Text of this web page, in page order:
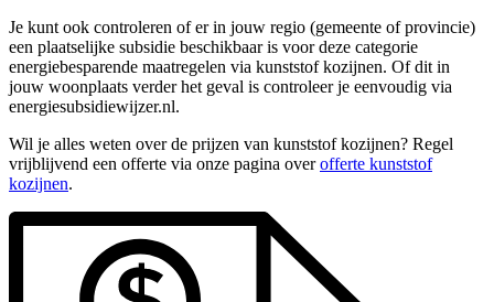
Je kunt ook controleren of er in jouw regio (gemeente of provincie)
een plaatselijke subsidie beschikbaar is voor deze categorie
energiebesparende maatregelen via kunststof kozijnen. Of dit in
jouw woonplaats verder het geval is controleer je eenvoudig via
energiesubsidiewijzer.nl.
Wil je alles weten over de prijzen van kunststof kozijnen? Regel
vrijblijvend een offerte via onze pagina overofferte kunststof
kozijnen.